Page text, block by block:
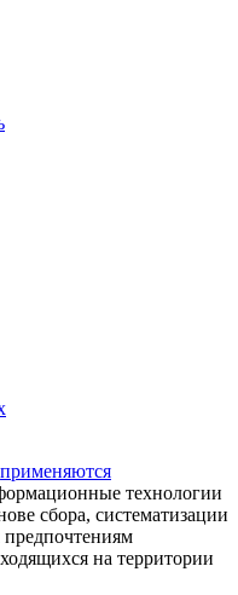
применяются
технологии
сбора, систематизации
предпочтениям
на территории